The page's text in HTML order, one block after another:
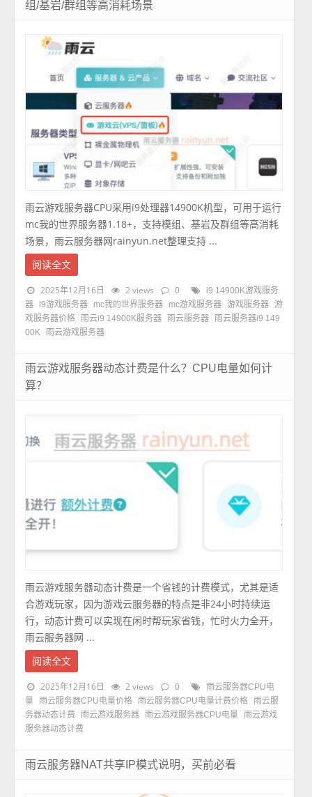
组/基岩/群组等高消耗场景
雨云游戏服务器CPU采用i9处理器14900K机型，可用于运行
mc我的世界服务器1.18+，支持模组、基岩及群组等高消耗
场景，雨云服务器网rainyun.net整理支持 ...
阅读全文
2025年12月16日 2 views 0
i9 14900K游戏服务
器
i9游戏服务器 mc我的世界服务器 mc游戏服务器 游戏服务器 游
戏服务器价格 雨云i9 14900K服务器 雨云服务器 雨云服务器i9 149
00K
雨云游戏服务器
雨云游戏服务器动态计费是什么？CPU电量如何计
算？
雨云游戏服务器动态计费是一个省钱的计费模式，尤其是适
合游戏玩家，因为游戏云服务器的特点是非24小时持续运
行，动态计费可以实现在闲时帮玩家省钱，忙时火力全开，
雨云服务器网 ...
阅读全文
2025年12月16日 2 views 0
雨云服务器CPU电
量
雨云服务器CPU电量价格 雨云服务器CPU电量计费价格
雨云服
务器动态计费
雨云游戏服务器 雨云游戏服务器CPU电量
雨云游戏
服务器动态计费
雨云服务器NAT共享IP模式说明，买前必看